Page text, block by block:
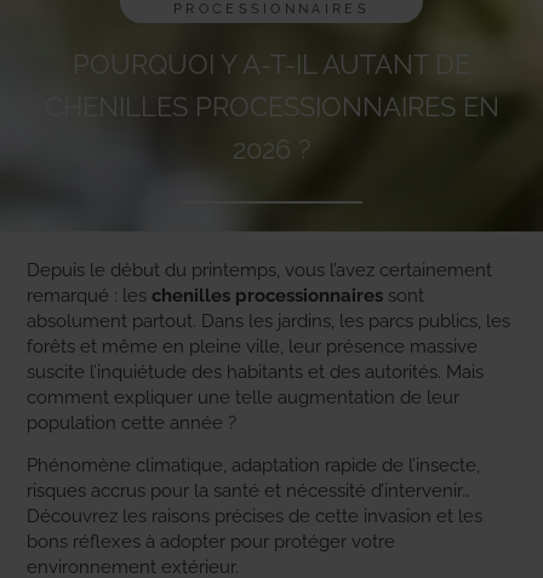
PROCESSIONNAIRES
POURQUOI Y A-T-IL AUTANT DE
CHENILLES PROCESSIONNAIRES EN
2026 ?
Depuis le début du printemps, vous l’avez certainement
remarqué : les chenilles processionnaires sont
absolument partout. Dans les jardins, les parcs publics, les
forêts et même en pleine ville, leur présence massive
suscite l’inquiétude des habitants et des autorités. Mais
comment expliquer une telle augmentation de leur
population cette année ?
Phénomène climatique, adaptation rapide de l’insecte,
risques accrus pour la santé et nécessité d’intervenir…
Découvrez les raisons précises de cette invasion et les
bons réflexes à adopter pour protéger votre
environnement extérieur.